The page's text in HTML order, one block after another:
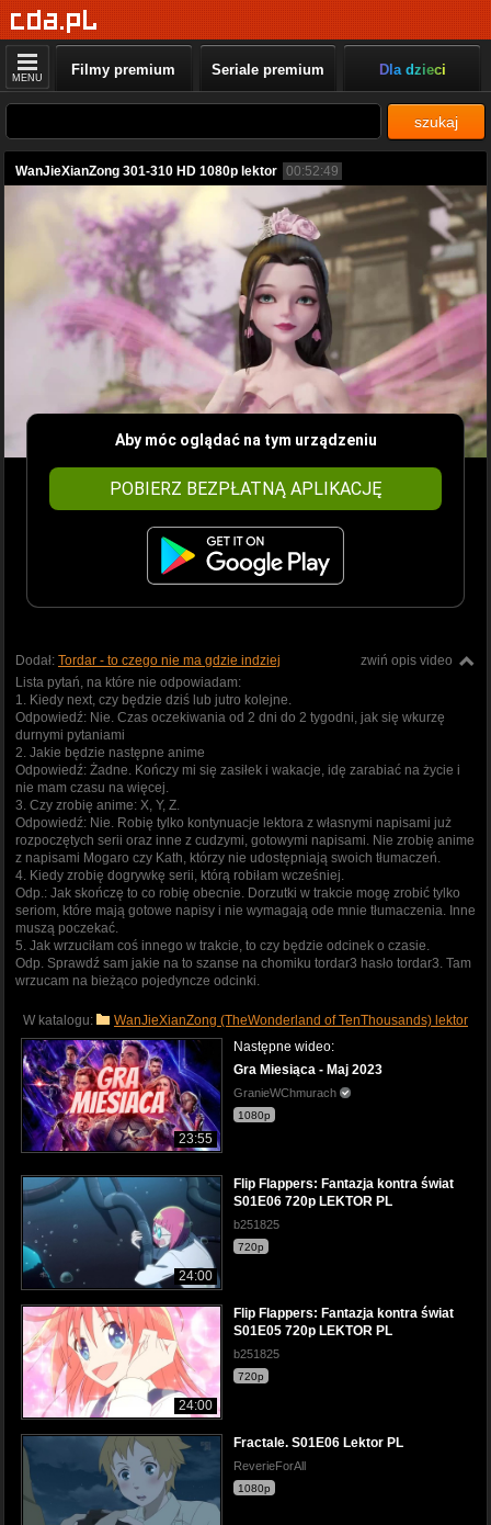
MENU Filmy premium Seriale premium Dla dzieci
szukaj
WanJieXianZong 301-310 HD 1080p lektor 00:52:49
Aby móc oglądać na tym urządzeniu
POBIERZ BEZPŁATNĄ APLIKACJĘ
zwiń opis video
Dodał: Tordar - to czego nie ma gdzie indziej
Lista pytań, na które nie odpowiadam:
1. Kiedy next, czy będzie dziś lub jutro kolejne.
Odpowiedź: Nie. Czas oczekiwania od 2 dni do 2 tygodni, jak się wkurzę
durnymi pytaniami
2. Jakie będzie następne anime
Odpowiedź: Żadne. Kończy mi się zasiłek i wakacje, idę zarabiać na życie i
nie mam czasu na więcej.
3. Czy zrobię anime: X, Y, Z.
Odpowiedź: Nie. Robię tylko kontynuacje lektora z własnymi napisami już
rozpoczętych serii oraz inne z cudzymi, gotowymi napisami. Nie zrobię anime
z napisami Mogaro czy Kath, którzy nie udostępniają swoich tłumaczeń.
4. Kiedy zrobię dogrywkę serii, którą robiłam wcześniej.
Odp.: Jak skończę to co robię obecnie. Dorzutki w trakcie mogę zrobić tylko
seriom, które mają gotowe napisy i nie wymagają ode mnie tłumaczenia. Inne
muszą poczekać.
5. Jak wrzuciłam coś innego w trakcie, to czy będzie odcinek o czasie.
Odp. Sprawdź sam jakie na to szanse na chomiku tordar3 hasło tordar3. Tam
wrzucam na bieżąco pojedyncze odcinki.
W katalogu: WanJieXianZong (TheWonderland of TenThousands) lektor
23:55
Następne wideo:
Gra Miesiąca - Maj 2023
GranieWChmurach
1080p
24:00
Flip Flappers: Fantazja kontra świat
S01E06 720p LEKTOR PL
b251825
720p
24:00
Flip Flappers: Fantazja kontra świat
S01E05 720p LEKTOR PL
b251825
720p
Fractale. S01E06 Lektor PL
ReverieForAll
1080p